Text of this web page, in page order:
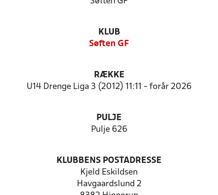
KLUB
Søften GF
RÆKKE
U14 Drenge Liga 3 (2012) 11:11 - forår 2026
PULJE
Pulje 626
KLUBBENS POSTADRESSE
Kjeld Eskildsen
Havgaardslund 2